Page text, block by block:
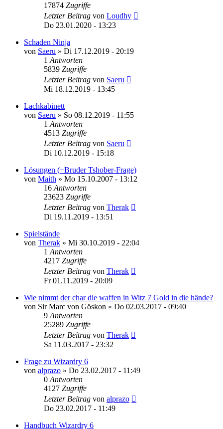
17874 Zugriffe
Letzter Beitrag von Loudhy
Do 23.01.2020 - 13:23
Schaden Ninja
von Saeru » Di 17.12.2019 - 20:19
1 Antworten
5839 Zugriffe
Letzter Beitrag von Saeru
Mi 18.12.2019 - 13:45
Lachkabinett
von Saeru » So 08.12.2019 - 11:55
1 Antworten
4513 Zugriffe
Letzter Beitrag von Saeru
Di 10.12.2019 - 15:18
Lösungen (+Bruder Tshober-Frage)
von Maith » Mo 15.10.2007 - 13:12
16 Antworten
23623 Zugriffe
Letzter Beitrag von Therak
Di 19.11.2019 - 13:51
Spielstände
von Therak » Mi 30.10.2019 - 22:04
1 Antworten
4217 Zugriffe
Letzter Beitrag von Therak
Fr 01.11.2019 - 20:09
Wie nimmt der char die waffen in Witz 7 Gold in die hände?
von Sir Marc von Göskon » Do 02.03.2017 - 09:40
9 Antworten
25289 Zugriffe
Letzter Beitrag von Therak
Sa 11.03.2017 - 23:32
Frage zu Wizardry 6
von alprazo » Do 23.02.2017 - 11:49
0 Antworten
4127 Zugriffe
Letzter Beitrag von alprazo
Do 23.02.2017 - 11:49
Handbuch Wizardry 6